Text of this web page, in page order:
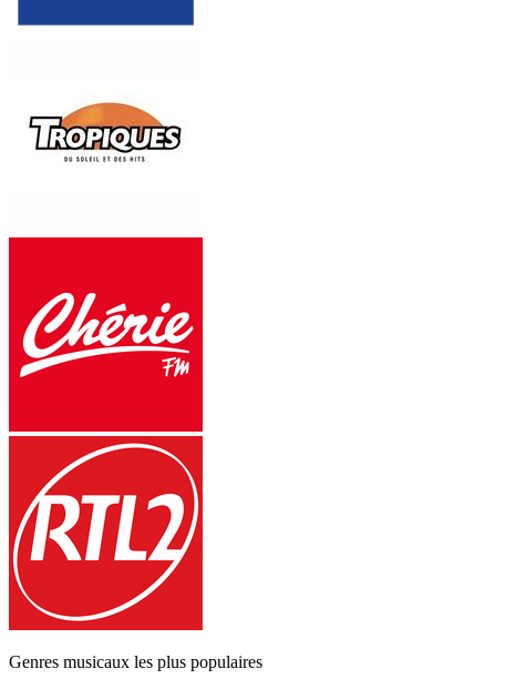
Genres musicaux les plus populaires